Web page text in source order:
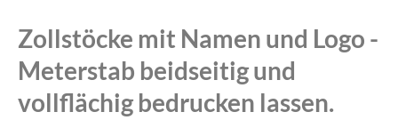
Zollstöcke mit Namen und Logo -
Meterstab beidseitig und
vollflächig bedrucken lassen.